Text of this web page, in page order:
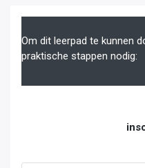
Om dit leerpad te kunnen
praktische stappen nodig: